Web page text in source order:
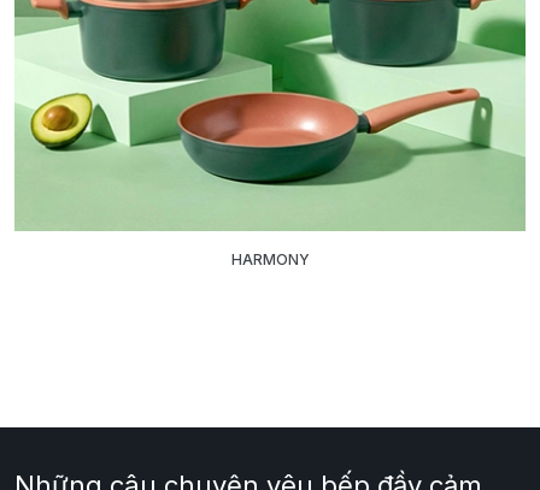
HARMONY